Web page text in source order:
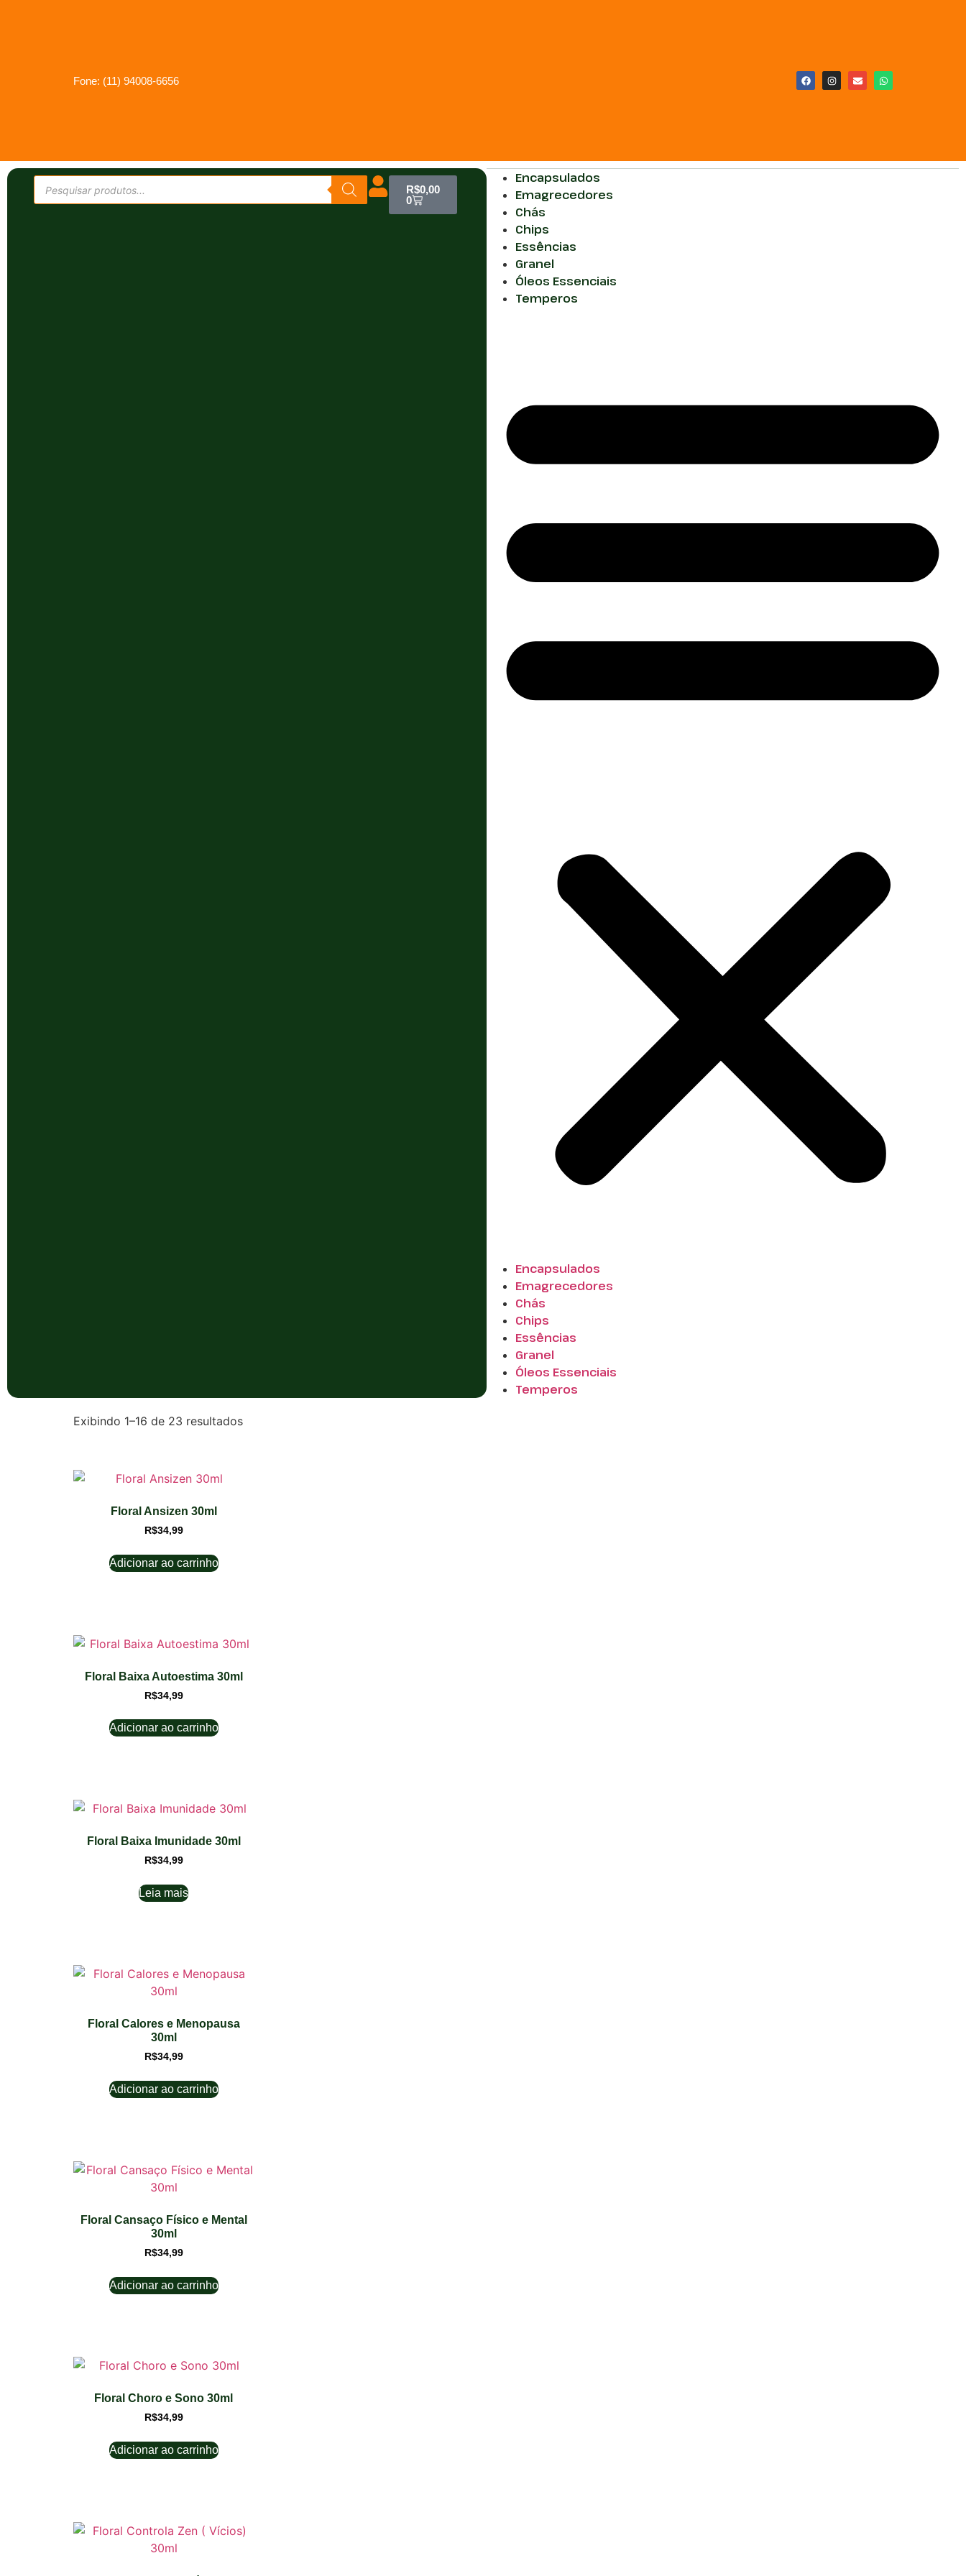
Fone: (11) 94008-6656
R$0,00
0
Encapsulados
Emagrecedores
Chás
Chips
Essências
Granel
Óleos Essenciais
Temperos
Encapsulados
Emagrecedores
Chás
Chips
Essências
Granel
Óleos Essenciais
Temperos
Exibindo 1–16 de 23 resultados
Floral Ansizen 30ml
R$34,99
Adicionar ao carrinho
Floral Baixa Autoestima 30ml
R$34,99
Adicionar ao carrinho
Floral Baixa Imunidade 30ml
R$34,99
Leia mais
Floral Calores e Menopausa
30ml
R$34,99
Adicionar ao carrinho
Floral Cansaço Físico e Mental
30ml
R$34,99
Adicionar ao carrinho
Floral Choro e Sono 30ml
R$34,99
Adicionar ao carrinho